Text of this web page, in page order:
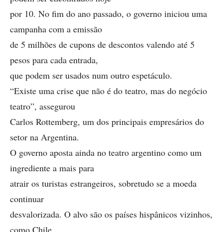
por 10. No fim do ano passado, o governo iniciou uma
campanha com a emissão
de 5 milhões de cupons de descontos valendo até 5
pesos para cada entrada,
que podem ser usados num outro espetáculo.
“Existe uma crise que não é do teatro, mas do negócio
teatro”, assegurou
Carlos Rottemberg, um dos principais empresários do
setor na Argentina.
O governo aposta ainda no teatro argentino como um
ingrediente a mais para
atrair os turistas estrangeiros, sobretudo se a moeda
continuar
desvalorizada. O alvo são os países hispânicos vizinhos,
como Chile,